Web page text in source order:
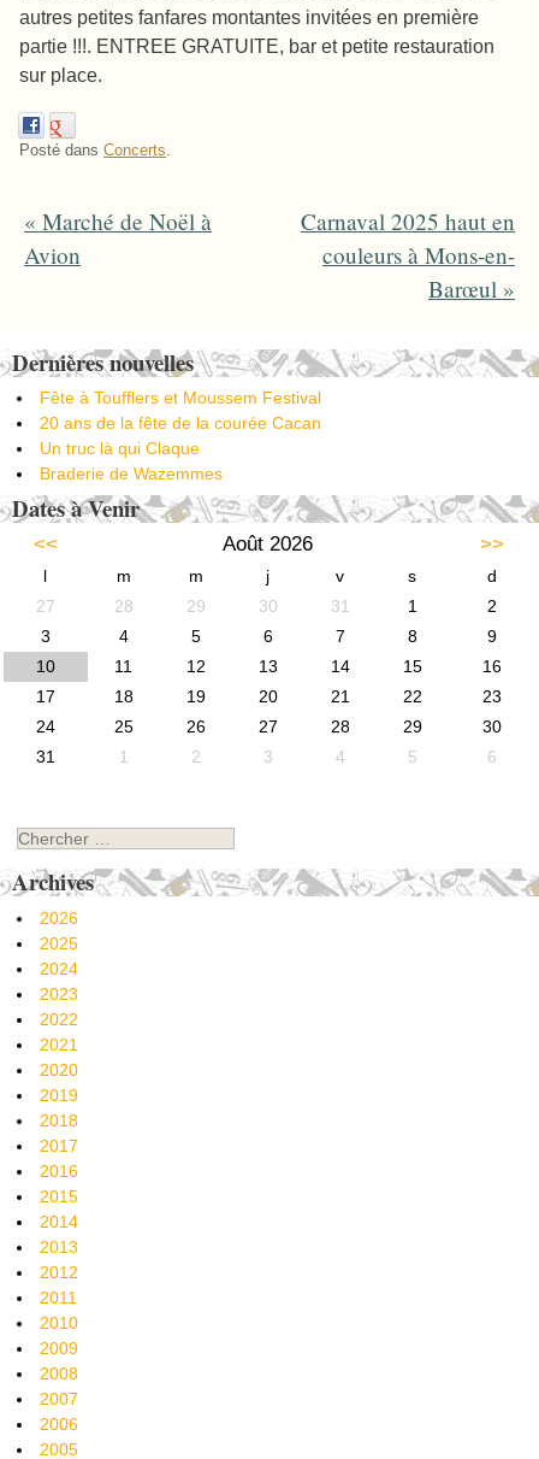
autres petites fanfares montantes invitées en première
partie !!!. ENTREE GRATUITE, bar et petite restauration
sur place.
Posté dans Concerts
Post navigation
« Marché de Noël à
Avion
Carnaval 2025 haut en
couleurs à Mons-en-
Barœul »
Dernières nouvelles
Fête à Toufflers et Moussem Festival
20 ans de la fête de la courée Cacan
Un truc là qui Claque
Braderie de Wazemmes
Dates à Venir
<< Août 2026 >>
l m m j v s
d
27
28 29 30 31 1
2
3
4 5 6 7 8
9
10
11 12 13 14 15
16
17
18 19 20 21 22
23
24
25 26 27 28 29
30
31
1 2 3 4 5 6
Chercher
Archives
2026
2025
2024
2023
2022
2021
2020
2019
2018
2017
2016
2015
2014
2013
2012
2011
2010
2009
2008
2007
2006
2005